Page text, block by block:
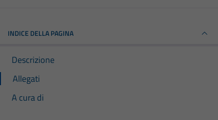
INDICE DELLA PAGINA
Descrizione
Allegati
A cura di